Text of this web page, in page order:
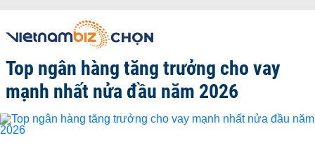
Top ngân hàng tăng trưởng cho vay
mạnh nhất nửa đầu năm 2026